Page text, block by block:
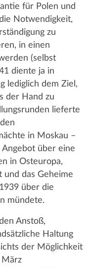
für Polen und
Notwendigkeit,
zu
in einen
(selbst
diente ja in
lediglich dem Ziel,
der Hand zu
lieferte
in Moskau –
Angebot über eine
in Osteuropa,
das Geheime
über die
mündete.
Anstoß,
Haltung
der Möglichkeit
März